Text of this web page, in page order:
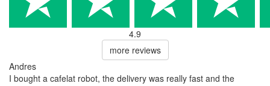
4.9
more reviews
Andres
I bought a cafelat robot, the delivery was really fast and the